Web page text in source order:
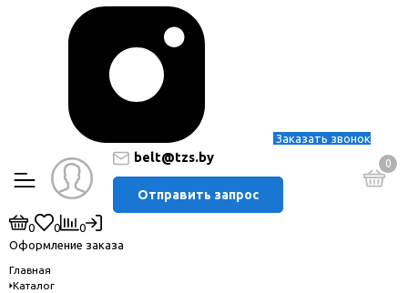
Заказать звонок
belt@tzs.by
Отправить запрос
0
0 0
0
Оформление заказа
Главная
Каталог